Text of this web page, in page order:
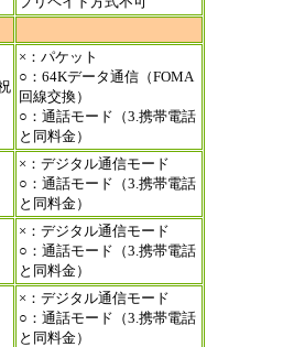
×：パケット
○：64Kデータ通信（FOMA
回線交換）
○：通話モード（3.携帯電話
と同料金）
×：デジタル通信モード
○：通話モード（3.携帯電話
と同料金）
×：デジタル通信モード
○：通話モード（3.携帯電話
と同料金）
×：デジタル通信モード
○：通話モード（3.携帯電話
と同料金）